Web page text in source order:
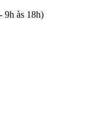
9h às 18h)